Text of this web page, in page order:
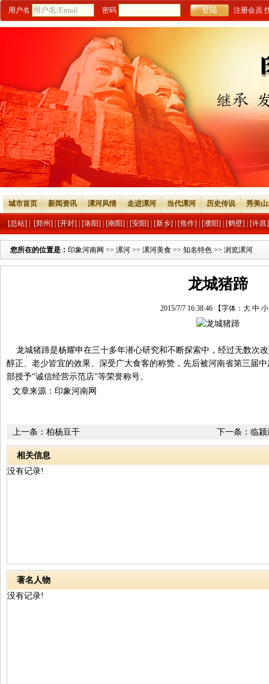
用户名 密码 注册会员
城市首页 新闻资讯 漯河风情 走进漯河 当代漯河 历史传说 秀美
[总站] [郑州] [开封] [洛阳] [南阳] [安阳] [新乡] [焦作] [濮阳] [鹤壁] [许昌]
您所在的位置是： 印象河南网 >> 漯河 >> 漯河美食 >> 知名特色 >> 浏览漯河
龙城猪蹄
2015/7/7 16:38:46 【字体： 大 中 小
龙城猪蹄是杨耀申在三十多年潜心研究和不断探索中，经过无数次
醇正、老少皆宜的效果、深受广大食客的称赞，先后被河南省第三届
部授予“诚信经营示范店”等荣誉称号。
文章来源：印象河南网
下一条： 临颍
上一条： 柏杨豆干
相关信息
没有记录!
著名人物
没有记录!